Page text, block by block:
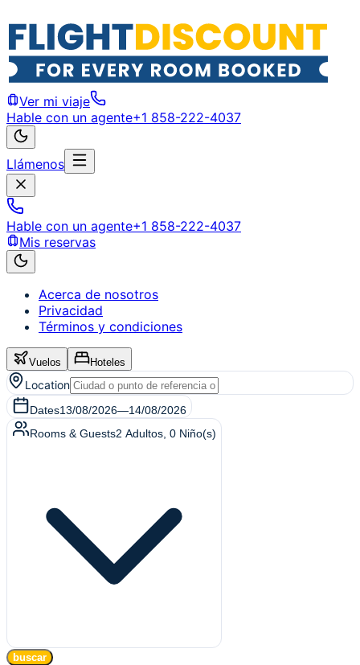
Ver mi viaje
Hable con un agente+1 858-222-4037
Llámenos
Hable con un agente+1 858-222-4037
Mis reservas
Acerca de nosotros
Privacidad
Términos y condiciones
Vuelos Hoteles
Location
Dates13/08/2026—14/08/2026
Rooms & Guests2 Adultos 0 Niño(s)
buscar